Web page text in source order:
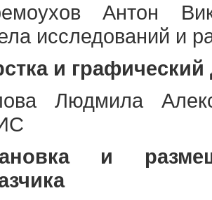
Антон
исследований и
и графический
Людмила
и